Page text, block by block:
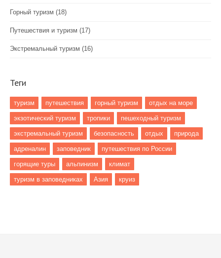
Горный туризм (18)
Путешествия и туризм (17)
Экстремальный туризм (16)
Теги
туризм путешествия горный туризм отдых на море
экзотический туризм тропики пешеходный туризм
экстремальный туризм безопасность отдых природа
адреналин заповедник путешествия по России
горящие туры альпинизм климат
туризм в заповедниках Азия круиз